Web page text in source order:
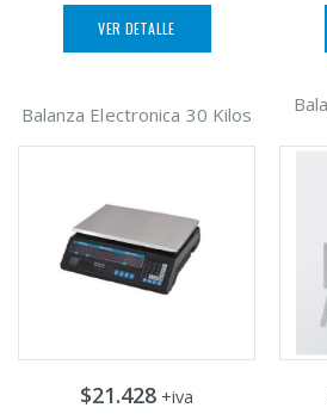
VER DETALLE
Balanza Electronica 30 Kilos
$21.428 +iva